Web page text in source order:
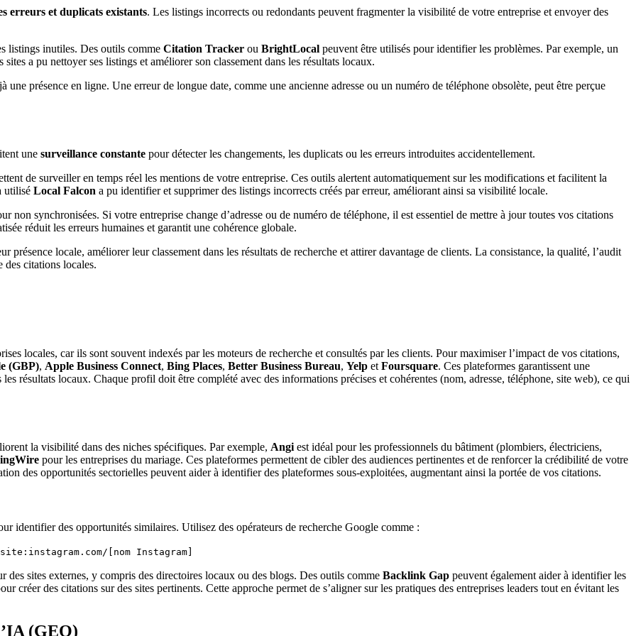
erreurs et duplicats existants. Les listings incorrects ou redondants peuvent fragmenter la visibilité de votre entreprise et envoyer des
listings inutiles. Des outils comme Citation Tracker ou BrightLocal peuvent être utilisés pour identifier les problèmes. Par exemple, un
a pu nettoyer ses listings et améliorer son classement dans les résultats locaux.
présence en ligne. Une erreur de longue date, comme une ancienne adresse ou un numéro de téléphone obsolète, peut être perçue
une surveillance constante pour détecter les changements, les duplicats ou les erreurs introduites accidentellement.
de surveiller en temps réel les mentions de votre entreprise. Ces outils alertent automatiquement sur les modifications et facilitent la
utilisé Local Falcon a pu identifier et supprimer des listings incorrects créés par erreur, améliorant ainsi sa visibilité locale.
non synchronisées. Si votre entreprise change d’adresse ou de numéro de téléphone, il est essentiel de mettre à jour toutes vos citations
réduit les erreurs humaines et garantit une cohérence globale.
présence locale, améliorer leur classement dans les résultats de recherche et attirer davantage de clients. La consistance, la qualité, l’audit
des citations locales.
locales, car ils sont souvent indexés par les moteurs de recherche et consultés par les clients. Pour maximiser l’impact de vos citations,
(GBP), Apple Business Connect, Bing Places, Better Business Bureau, Yelp et Foursquare. Ces plateformes garantissent une
résultats locaux. Chaque profil doit être complété avec des informations précises et cohérentes (nom, adresse, téléphone, site web), ce qui
la visibilité dans des niches spécifiques. Par exemple, Angi est idéal pour les professionnels du bâtiment (plombiers, électriciens,
pour les entreprises du mariage. Ces plateformes permettent de cibler des audiences pertinentes et de renforcer la crédibilité de votre
des opportunités sectorielles peuvent aider à identifier des plateformes sous-exploitées, augmentant ainsi la portée de vos citations.
identifier des opportunités similaires. Utilisez des opérateurs de recherche Google comme :
[nom Instagram]
des sites externes, y compris des directoires locaux ou des blogs. Des outils comme Backlink Gap peuvent également aider à identifier les
créer des citations sur des sites pertinents. Cette approche permet de s’aligner sur les pratiques des entreprises leaders tout en évitant les
(GEO)